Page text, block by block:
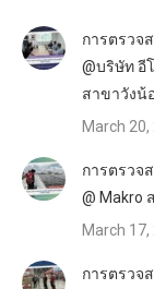
การตรวจ
@บริษัท อี
สาขาวังน้
March 20,
การตรวจ
@ Makro
March 17,
การตรวจ